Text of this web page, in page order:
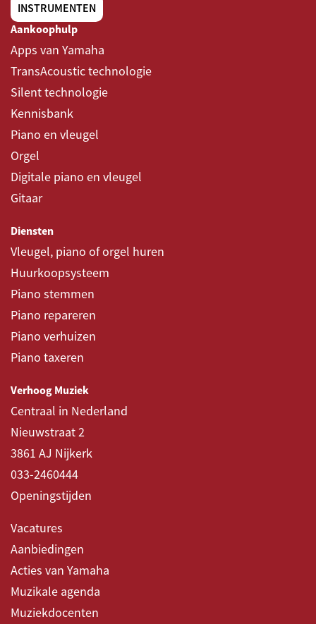
INSTRUMENTEN
Aankoophulp
Apps van Yamaha
TransAcoustic technologie
Silent technologie
Kennisbank
Piano en vleugel
Orgel
Digitale piano en vleugel
Gitaar
Diensten
Vleugel, piano of orgel huren
Huurkoopsysteem
Piano stemmen
Piano repareren
Piano verhuizen
Piano taxeren
Verhoog Muziek
Centraal in Nederland
Nieuwstraat 2
3861 AJ Nijkerk
033-2460444
Openingstijden
Vacatures
Aanbiedingen
Acties van Yamaha
Muzikale agenda
Muziekdocenten